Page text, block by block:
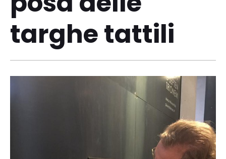
targhe tattili